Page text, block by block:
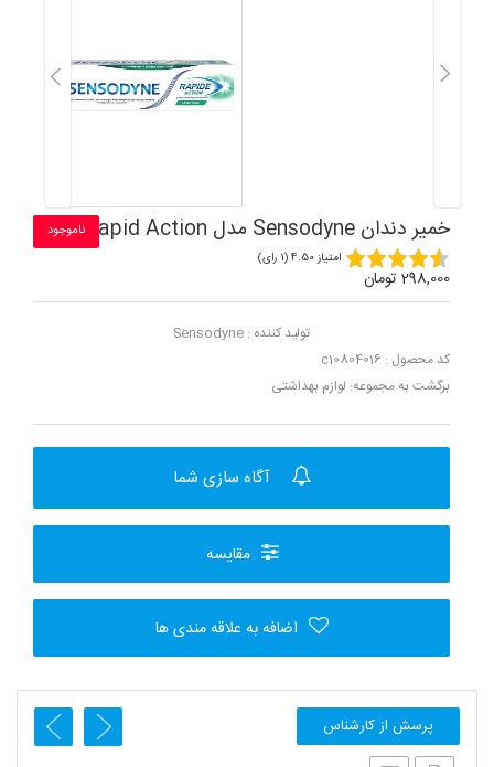
خمیر دندان Sensodyne مدل Rapid Action ناموجود
امتیاز 4.50 (1 رای)
298,000 تومان
تولید کننده : Sensodyne
کد محصول : c10804016
برگشت به مجموعه: لوازم بهداشتی
آگاه سازی شما
مقایسه
اضافه به علاقه مندی ها
پرسش از کارشناس